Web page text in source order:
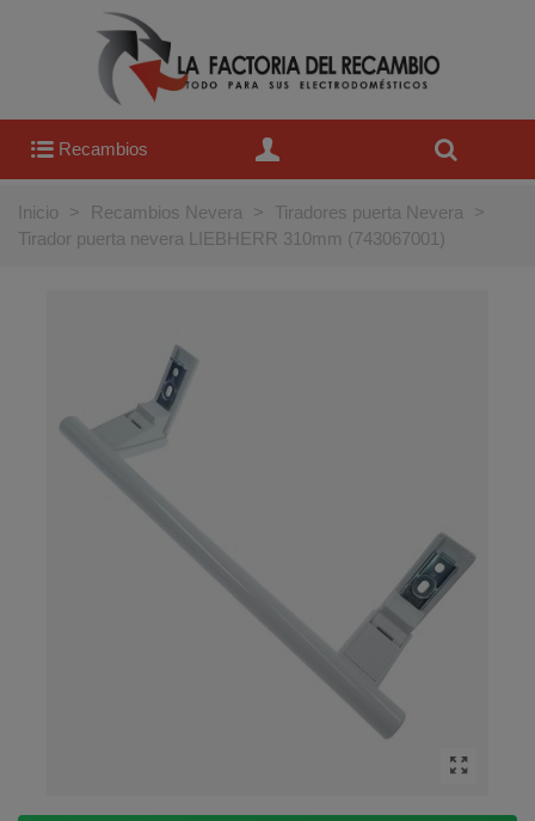
Recambios
Inicio > Recambios Nevera > Tiradores puerta Nevera
>
Tirador puerta nevera LIEBHERR 310mm (743067001)